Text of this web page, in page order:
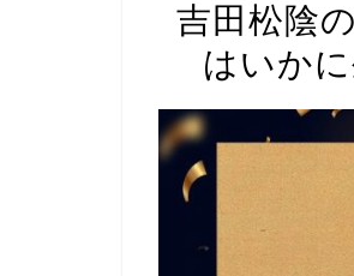
吉田松陰
はいか